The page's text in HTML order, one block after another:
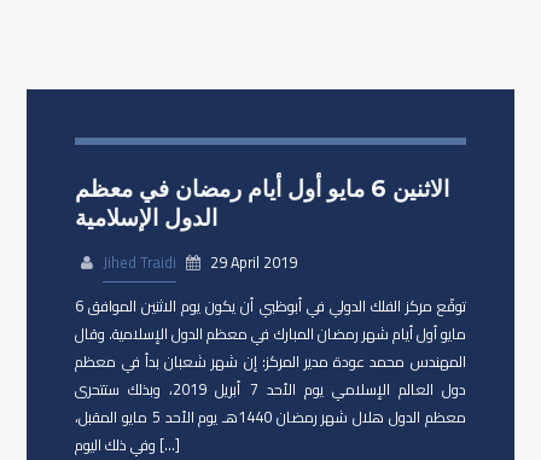
الاثنين 6 مايو أول أيام رمضان في معظم
الدول الإسلامية
Jihed Traidi
29 April 2019
توقّع مركز الفلك الدولي في أبوظبي أن يكون يوم الاثنين الموافق 6
مايو أول أيام شهر رمضان المبارك في معظم الدول الإسلامية. وقال
المهندس محمد عودة مدير المركز: إن شهر شعبان بدأ في معظم
دول العالم الإسلامي يوم الأحد 7 أبريل 2019، وبذلك ستتحرى
معظم الدول هلال شهر رمضان 1440هـ يوم الأحد 5 مايو المقبل،
وفي ذلك اليوم […]